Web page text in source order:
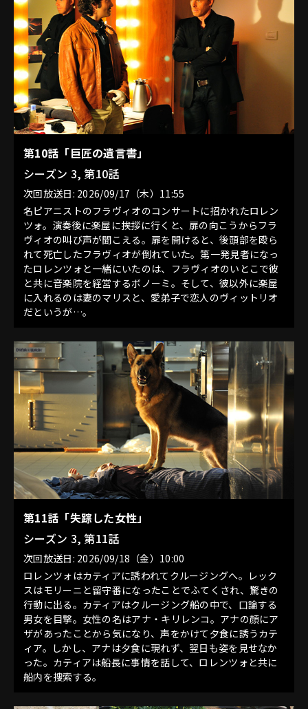
第10話「巨匠の遺言書」
シーズン 3, 第10話
次回放送日: 2026/09/17（木）11:55
名ピアニストのフラヴィオのコンサートに招かれたロレン
ツォ。演奏後に楽屋に挨拶に行くと、扉の向こうからフラ
ヴィオの叫び声が聞こえる。扉を開けると、後頭部を殴ら
れて死亡したフラヴィオが倒れていた。第一発見者になっ
たロレンツォと一緒にいたのは、フラヴィオのいとこで彼
と共に音楽院を経営するボノーミ。そして、彼以外に楽屋
に入れるのは妻のマリスと、愛弟子で恋人のヴィットリオ
だというが…。
第11話「失踪した女性」
シーズン 3, 第11話
次回放送日: 2026/09/18（金）10:00
ロレンツォはカティアに誘われてクルージングへ。レック
スはモリーニと留守番になったことでふてくされ、驚きの
行動に出る。カティアはクルージング船の中で、口論する
男女を目撃。女性の名はアナ・キリレンコ。アナの顔にア
ザがあったことから気になり、声をかけて夕食に誘うカテ
ィア。しかし、アナは夕食に現れず、翌日も姿を見せなか
った。カティアは船長に事情を話して、ロレンツォと共に
船内を捜索する。